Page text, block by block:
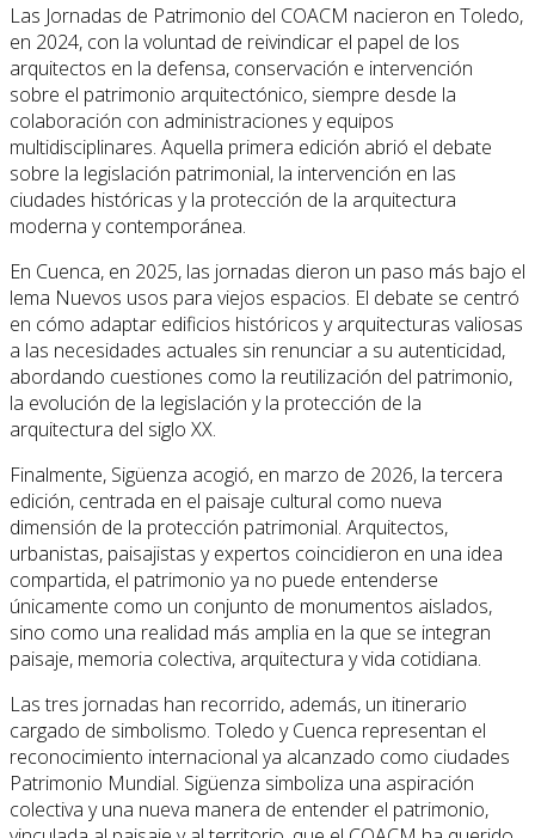
Las Jornadas de Patrimonio del COACM nacieron en Toledo,
en 2024, con la voluntad de reivindicar el papel de los
arquitectos en la defensa, conservación e intervención
sobre el patrimonio arquitectónico, siempre desde la
colaboración con administraciones y equipos
multidisciplinares. Aquella primera edición abrió el debate
sobre la legislación patrimonial, la intervención en las
ciudades históricas y la protección de la arquitectura
moderna y contemporánea.
En Cuenca, en 2025, las jornadas dieron un paso más bajo el
lema Nuevos usos para viejos espacios. El debate se centró
en cómo adaptar edificios históricos y arquitecturas valiosas
a las necesidades actuales sin renunciar a su autenticidad,
abordando cuestiones como la reutilización del patrimonio,
la evolución de la legislación y la protección de la
arquitectura del siglo XX.
Finalmente, Sigüenza acogió, en marzo de 2026, la tercera
edición, centrada en el paisaje cultural como nueva
dimensión de la protección patrimonial. Arquitectos,
urbanistas, paisajistas y expertos coincidieron en una idea
compartida, el patrimonio ya no puede entenderse
únicamente como un conjunto de monumentos aislados,
sino como una realidad más amplia en la que se integran
paisaje, memoria colectiva, arquitectura y vida cotidiana.
Las tres jornadas han recorrido, además, un itinerario
cargado de simbolismo. Toledo y Cuenca representan el
reconocimiento internacional ya alcanzado como ciudades
Patrimonio Mundial. Sigüenza simboliza una aspiración
colectiva y una nueva manera de entender el patrimonio,